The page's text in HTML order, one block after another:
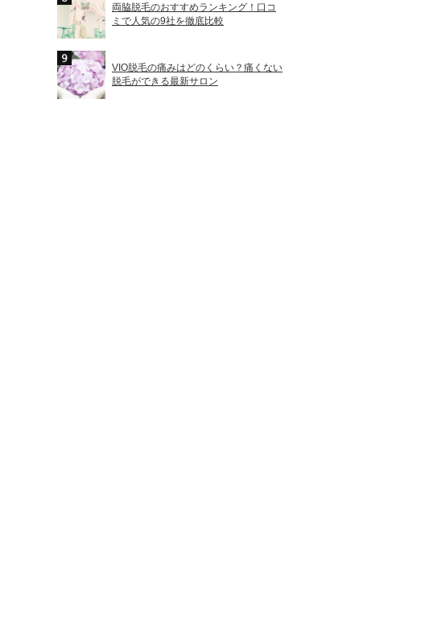
両脇脱毛のおすすめランキング！口コ
ミで人気の9社を徹底比較
VIO脱毛の痛みはどのくらい？痛くない
脱毛ができる最新サロン